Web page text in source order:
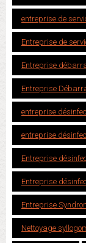
entreprise de
Entreprise de
Entreprise
Entreprise
entreprise
entreprise
Entreprise
Entreprise
Entreprise
Nettoyage